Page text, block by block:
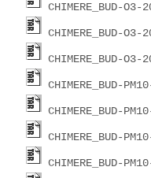
CHIMERE_BUD-
CHIMERE_BUD-
CHIMERE_BUD-
CHIMERE_BUD-
CHIMERE_BUD-
CHIMERE_BUD-
CHIMERE_BUD-